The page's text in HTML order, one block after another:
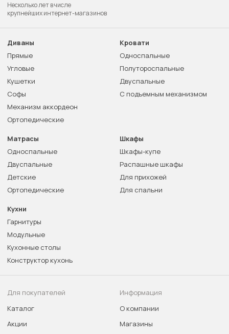
Несколько лет в числе
крупнейших интернет-магазинов
Диваны
Прямые
Угловые
Кушетки
Софы
Механизм аккордеон
Ортопедические
Кровати
Односпальные
Полутороспальные
Двуспальные
С подъемным механизмом
Матрасы
Односпальные
Двуспальные
Детские
Ортопедические
Шкафы
Шкафы-купе
Распашные шкафы
Для прихожей
Для спальни
Кухни
Гарнитуры
Модульные
Кухонные столы
Конструктор кухонь
Для покупателей
Каталог
Акции
Информация
О компании
Магазины